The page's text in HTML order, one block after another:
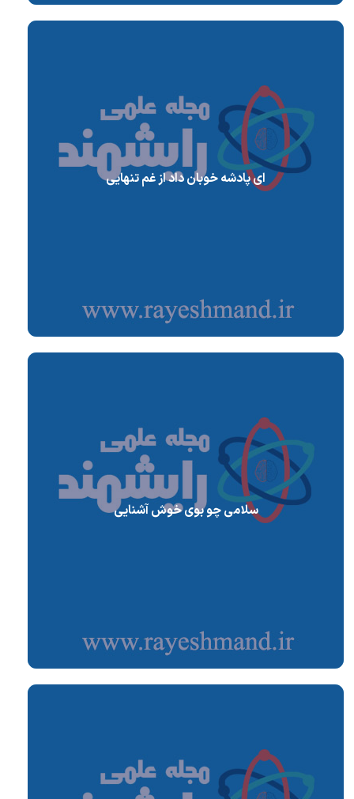
ای پادشه خوبان داد از غم تنهایی
سلامی چو بوی خوش آشنایی